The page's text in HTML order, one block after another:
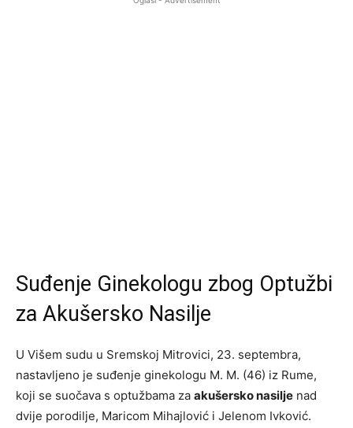
Suđenje Ginekologu zbog Optužbi
za Akušersko Nasilje
U Višem sudu u Sremskoj Mitrovici, 23. septembra,
nastavljeno je suđenje ginekologu M. M. (46) iz Rume,
koji se suočava s optužbama za akušersko nasilje nad
dvije porodilje, Maricom Mihajlović i Jelenom Ivković.